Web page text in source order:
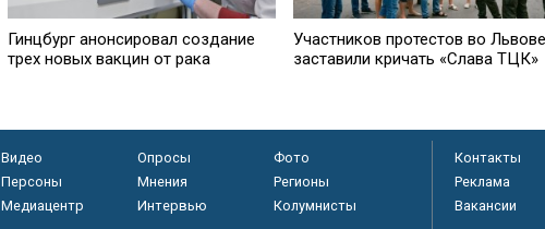
Гинцбург анонсировал создание
трех новых вакцин от рака
Участников протестов во Львове
заставили кричать «Слава ТЦК»
Видео Опросы
Фото
Персоны
Мнения
Регионы
Медиацентр
Интервью Колумнисты
Контакты
Реклама
Вакансии